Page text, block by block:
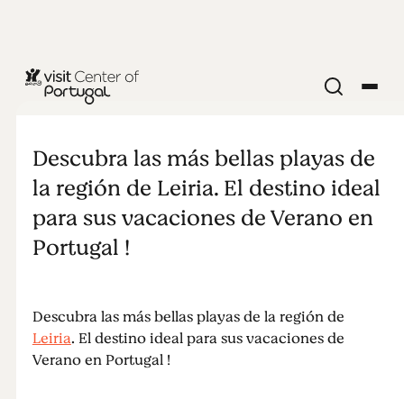
PLAYAS Y SURF
Playas de
Leiria
Descubra las más bellas playas de
la región de Leiria. El destino ideal
para sus vacaciones de Verano en
Portugal !
Descubra las más bellas playas de la región de
Leiria. El destino ideal para sus vacaciones de
Verano en Portugal !